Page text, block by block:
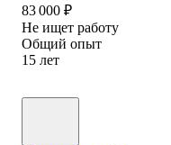
83 000 ₽
Не ищет работу
Общий опыт
15 лет